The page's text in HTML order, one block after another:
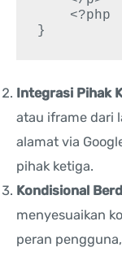
Integrasi Pihak
atau iframe dari
alamat via
pihak ketiga.
Kondisional
menyesuaikan
peran